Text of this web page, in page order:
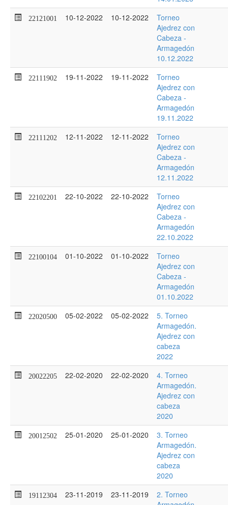
22121001 10-12-2022 10-12-2022
Torneo
Ajedrez con
Cabeza -
Armagedón
10.12.2022
22111902 19-11-2022 19-11-2022
Torneo
Ajedrez con
Cabeza -
Armagedón
19.11.2022
22111202 12-11-2022 12-11-2022
Torneo
Ajedrez con
Cabeza -
Armagedón
12.11.2022
22102201 22-10-2022 22-10-2022
Torneo
Ajedrez con
Cabeza -
Armagedón
22.10.2022
22100104 01-10-2022 01-10-2022
Torneo
Ajedrez con
Cabeza -
Armagedón
01.10.2022
22020500 05-02-2022 05-02-2022
5. Torneo
Armagedón.
Ajedrez con
cabeza
2022
20022205 22-02-2020 22-02-2020
4. Torneo
Armagedón.
Ajedrez con
cabeza
2020
20012502 25-01-2020 25-01-2020
3. Torneo
Armagedón.
Ajedrez con
cabeza
2020
19112304 23-11-2019 23-11-2019
2. Torneo